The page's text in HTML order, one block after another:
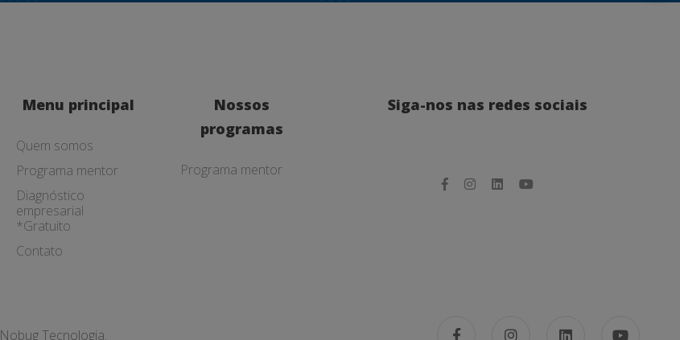
Menu principal
Quem somos
Programa mentor
Diagnóstico
empresarial
*Gratuito
Contato
Nossos
programas
Programa mentor
Siga-nos nas redes sociais
Nobug Tecnologia.